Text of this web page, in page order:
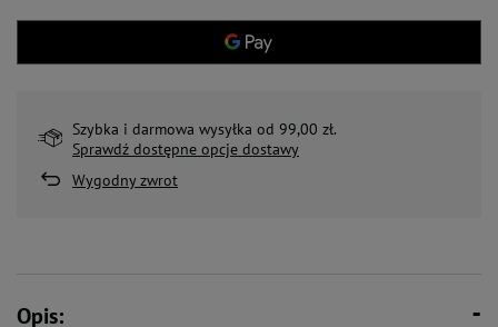
Szybka i darmowa wysyłka od 99,00 zł.
Sprawdź dostępne opcje dostawy
Wygodny zwrot
Opis: